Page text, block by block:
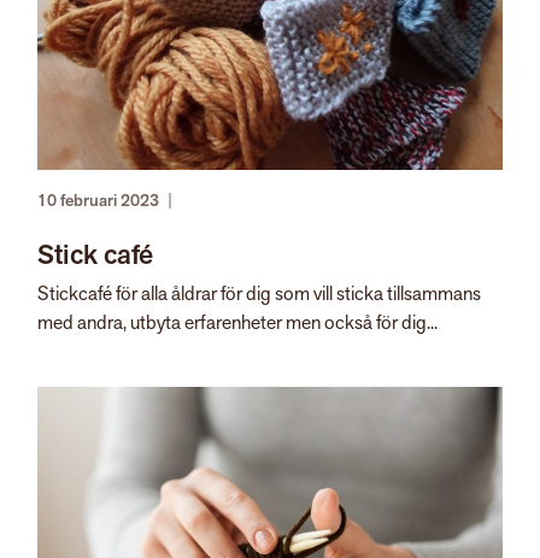
10 februari 2023 |
Stick café
Stickcafé för alla åldrar för dig som vill sticka tillsammans
med andra, utbyta erfarenheter men också för dig...